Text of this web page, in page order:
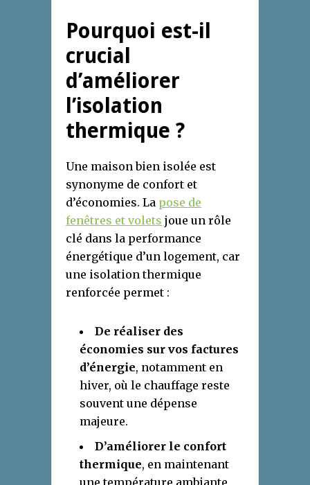
Pourquoi est-il
crucial
d’améliorer
l’isolation
thermique ?
Une maison bien isolée est
synonyme de confort et
d’économies. La pose de
fenêtres et volets joue un rôle
clé dans la performance
énergétique d’un logement, car
une isolation thermique
renforcée permet :
De réaliser des
économies sur vos factures
d’énergie, notamment en
hiver, où le chauffage reste
souvent une dépense
majeure.
D’améliorer le confort
thermique, en maintenant